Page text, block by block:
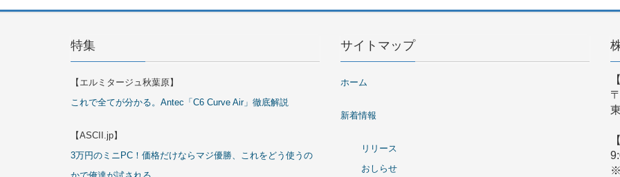
特集
【エルミタージュ秋葉原】
これで全てが分かる。Antec「C6 Curve Air」徹底解説
【ASCII.jp】
3万円のミニPC！価格だけならマジ優勝、これをどう使うの
サイトマップ
ホーム
新着情報
リリース
おしらせ
※